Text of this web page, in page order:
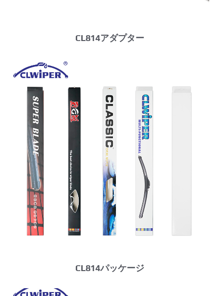
CL814アダプター
CL814パッケージ